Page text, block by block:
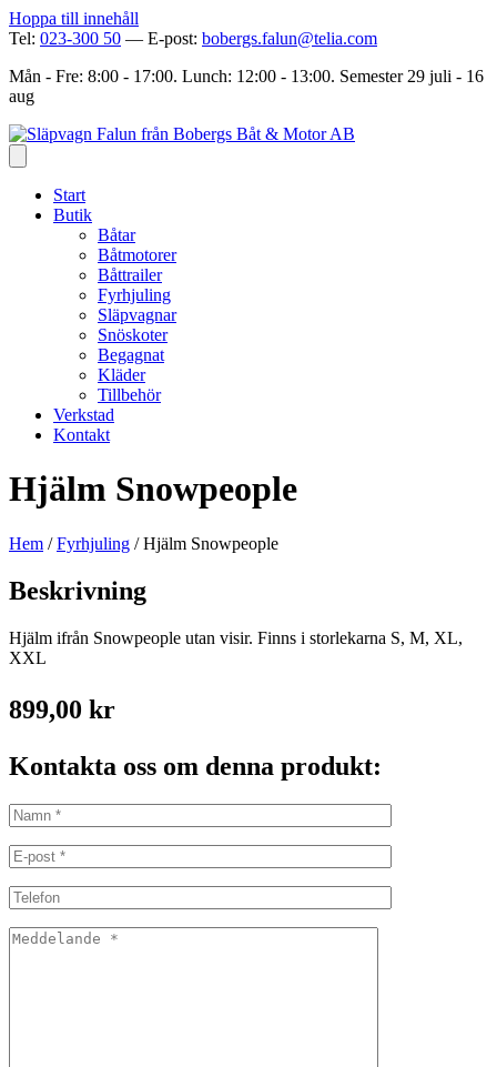
Hoppa till innehåll
Tel: 023-300 50 — E-post: bobergs.falun@telia.com
Mån - Fre: 8:00 - 17:00. Lunch: 12:00 - 13:00. Semester 29 juli - 16
aug
Start
Butik
Båtar
Båtmotorer
Båttrailer
Fyrhjuling
Släpvagnar
Snöskoter
Begagnat
Kläder
Tillbehör
Verkstad
Kontakt
Hjälm Snowpeople
Hem /Fyrhjuling / Hjälm Snowpeople
Beskrivning
Hjälm ifrån Snowpeople utan visir. Finns i storlekarna S, M, XL,
XXL
899,00 kr
Kontakta oss om denna produkt: